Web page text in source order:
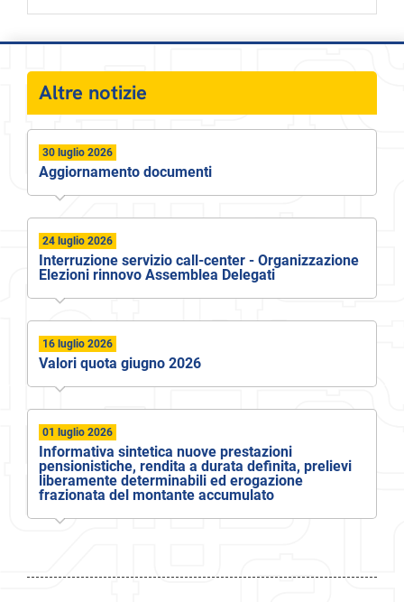
Altre notizie
30 luglio 2026
Aggiornamento documenti
24 luglio 2026
Interruzione servizio call-center - Organizzazione
Elezioni rinnovo Assemblea Delegati
16 luglio 2026
Valori quota giugno 2026
01 luglio 2026
Informativa sintetica nuove prestazioni
pensionistiche, rendita a durata definita, prelievi
liberamente determinabili ed erogazione
frazionata del montante accumulato